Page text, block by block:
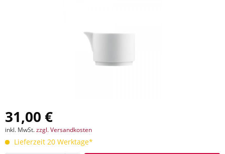
31,00 €
inkl. MwSt.zzgl. Versandkosten
Lieferzeit 20 Werktage*